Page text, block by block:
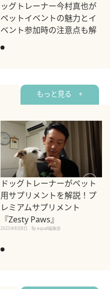
ッグトレーナー今村真也が
ペットイベントの魅力とイ
ベント参加時の注意点も解
2026年5月12日
もっと見る +
ドッグトレーナーがペット
用サプリメントを解説！プ
レミアムサプリメント
『Zesty Paws』
2025年8月8日 By equall編集部